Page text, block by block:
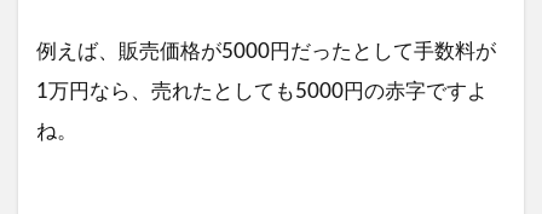
例えば、販売価格が5000円だったとして手数料が
1万円なら、売れたとしても5000円の赤字ですよ
ね。